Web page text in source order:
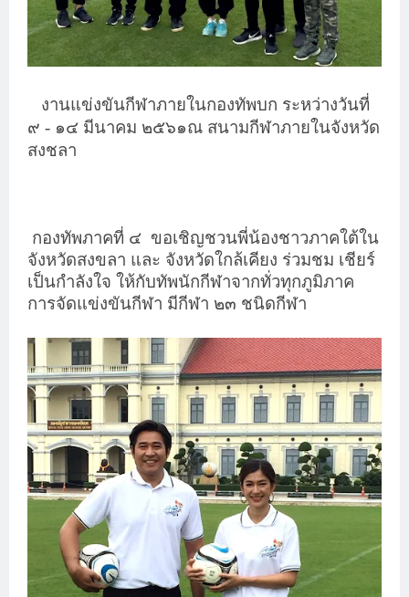
งานแข่งขันกีฬาภายในกองทัพบก ระหว่างวันที่
๙ - ๑๔ มีนาคม ๒๕๖๑ณ สนามกีฬาภายในจังหวัด
สงชลา
กองทัพภาคที่ ๔ ขอเชิญชวนพี่น้องชาวภาคใต้ใน
จังหวัดสงขลา และ จังหวัดใกล้เคียง ร่วมชม เชียร์
เป็นกำลังใจ ให้กับทัพนักกีฬาจากทั่วทุกภูมิภาค
การจัดแข่งขันกีฬา มีกีฬา ๒๓ ชนิดกีฬา